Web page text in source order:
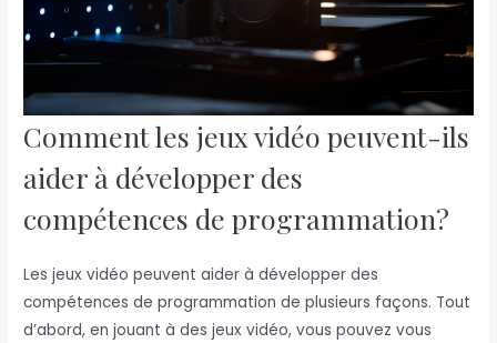
Comment les jeux vidéo peuvent-ils
aider à développer des
compétences de programmation?
Les jeux vidéo peuvent aider à développer des
compétences de programmation de plusieurs façons. Tout
d’abord, en jouant à des jeux vidéo, vous pouvez vous